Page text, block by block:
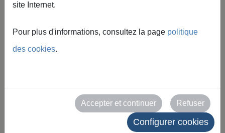
Missions
commerciales
site Internet.
Pour plus d'informations, consultez la page politique
des cookies.
Accepter et continuer Refuser
Configurer cookies